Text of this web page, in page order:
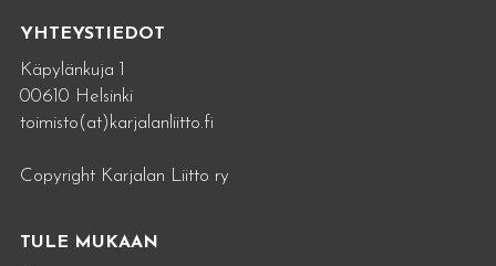
YHTEYSTIEDOT
Käpylänkuja 1
00610 Helsinki
toimisto(at)karjalanliitto.fi
Copyright Karjalan Liitto ry
TULE MUKAAN